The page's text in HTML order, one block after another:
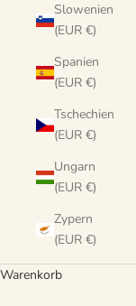
Slowenien
(EUR €)
Spanien
(EUR €)
Tschechien
(EUR €)
Ungarn
(EUR €)
Zypern
(EUR €)
Warenkorb